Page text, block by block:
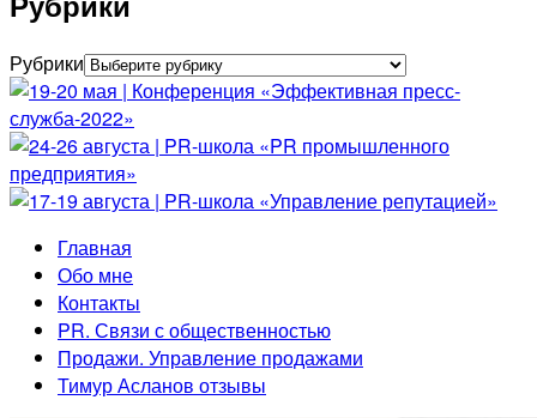
Рубрики
Главная
Обо мне
Контакты
PR. Связи с общественностью
Продажи. Управление продажами
Тимур Асланов отзывы